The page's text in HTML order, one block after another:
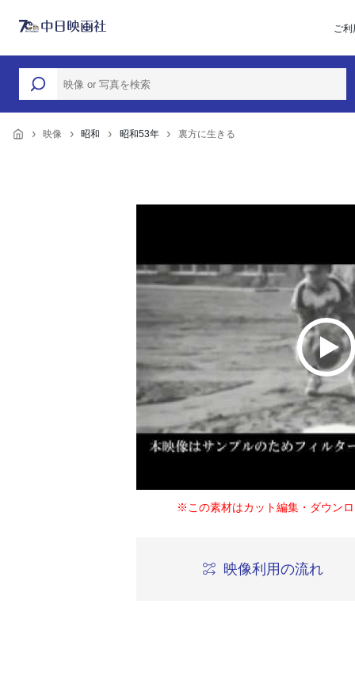
ご
映像 昭和 昭和53年 裏方に生きる
※この素材はカット編集・ダウン
映像利用の流れ